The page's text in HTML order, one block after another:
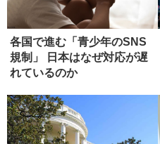
各国で進む「青少年のSNS
規制」 日本はなぜ対応が遅
れているのか